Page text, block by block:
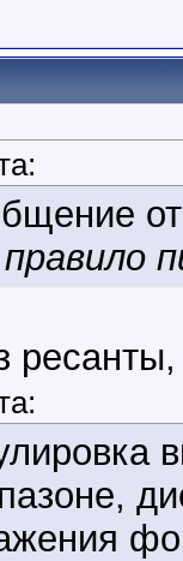
правило